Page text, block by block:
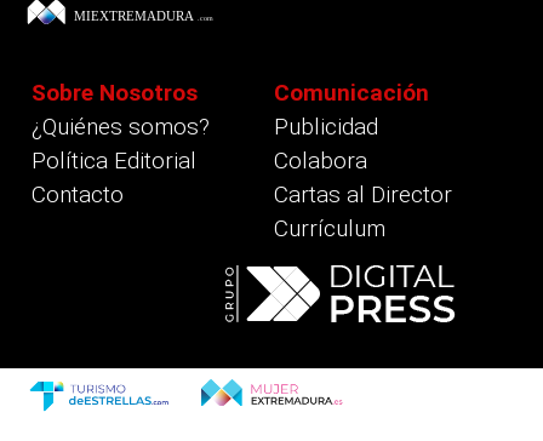
Sobre Nosotros
¿Quiénes somos?
Política Editorial
Contacto
Comunicación
Publicidad
Colabora
Cartas al Director
Currículum